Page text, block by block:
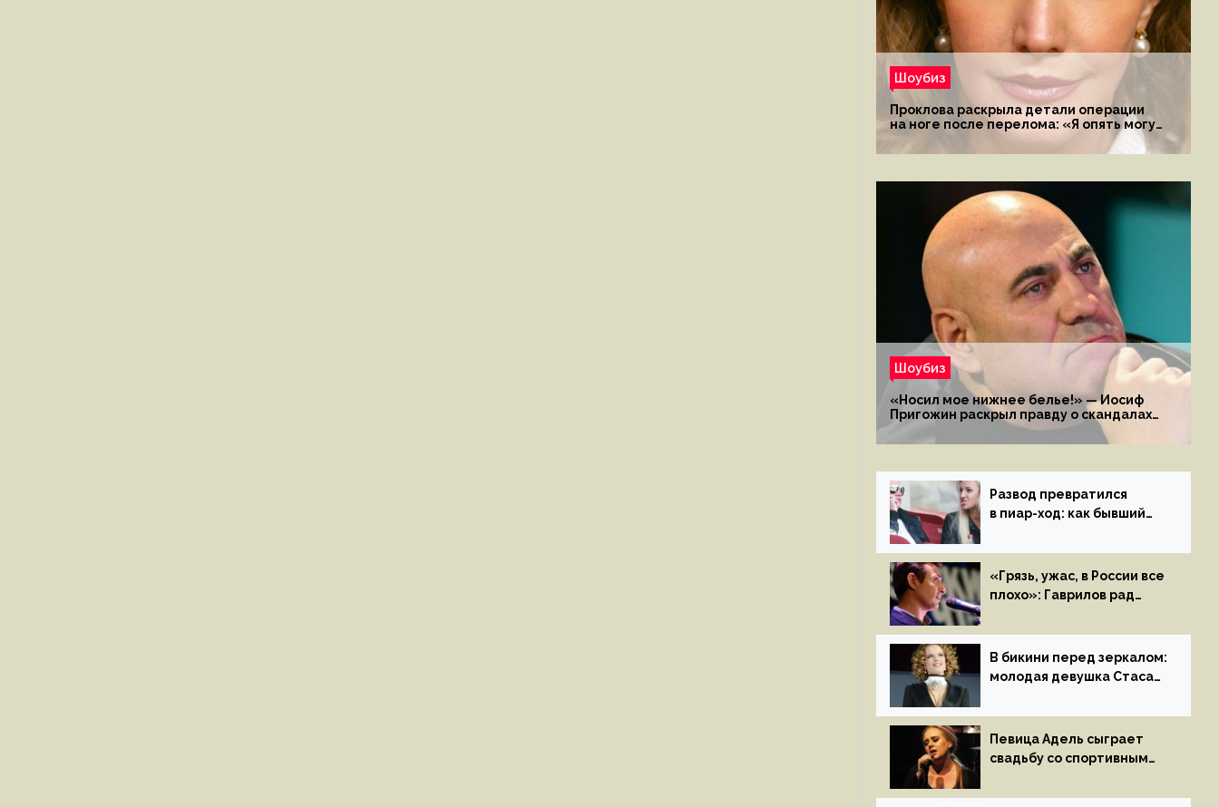
Шоубиз
Проклова раскрыла детали операции
на ноге после перелома: «Я опять могу
ходить»
Шоубиз
«Носил мое нижнее белье!» — Иосиф
Пригожин раскрыл правду о скандалах
с мужем своей экс-жены
Развод превратился
в пиар-ход: как бывший
популярной
«Грязь, ужас, в России все
плохо»: Гаврилов рад
иноагентов
В бикини перед зеркалом:
молодая девушка Стаса
на камеру
Певица Адель сыграет
свадьбу со спортивным
этим летом